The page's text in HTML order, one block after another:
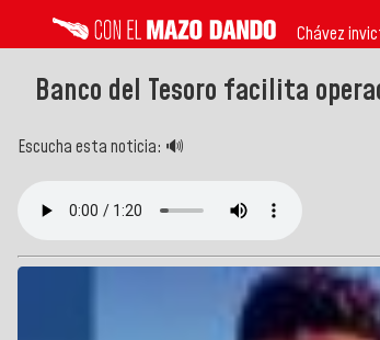
Chávez
Banco del Tesoro facilita
Escucha esta noticia: 🔊